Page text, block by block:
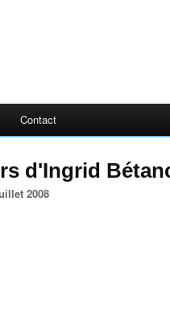
Contact
d'Ingrid
2008